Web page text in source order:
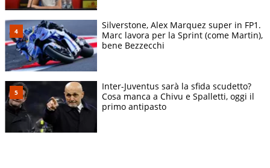
Silverstone, Alex Marquez super in FP1.
Marc lavora per la Sprint (come Martin),
bene Bezzecchi
Inter-Juventus sarà la sfida scudetto?
Cosa manca a Chivu e Spalletti, oggi il
primo antipasto